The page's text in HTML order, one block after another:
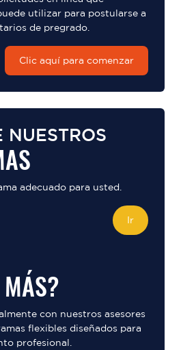
utilizar para postularse a
de pregrado.
Clic aquí para comenzar
NUESTROS
adecuado para usted.
Ir
con nuestros asesores
flexibles diseñados para
profesional.